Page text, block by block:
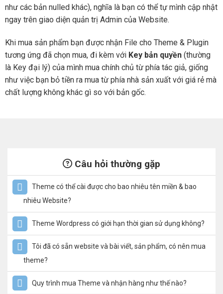
như các bản nulled khác), nghĩa là bạn có thể tự mình cập nhật
ngay trên giao diện quản trị Admin của Website.
Khi mua sản phẩm bạn được nhận File cho Theme & Plugin
tương ứng đã chọn mua, đi kèm với Key bản quyền (thường
là Key đại lý) của mình mua chính chủ từ phía tác giả, giống
như việc bạn bỏ tiền ra mua từ phía nhà sản xuất với giá rẻ mà
chất lượng không khác gì so với bản gốc.
Câu hỏi thường gặp
Theme có thể cài được cho bao nhiêu tên miền & bao
nhiêu Website?
Theme Wordpress có giới hạn thời gian sử dụng không?
Tôi đã có sẵn website và bài viết, sản phẩm, có nên mua
theme?
Quy trình mua Theme và nhận hàng như thế nào?